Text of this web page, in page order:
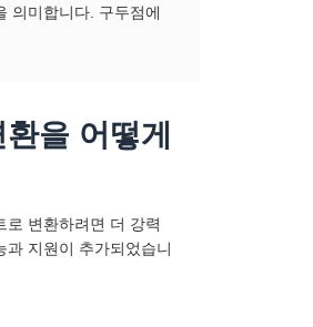
의미합니다. 구두점에
을 어떻게
변환하려면 더 강력
지원이 추가되었습니